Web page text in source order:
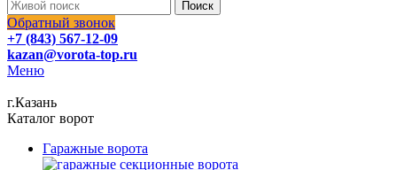
Поиск
Обратный звонок
+7 (843) 567-12-09
kazan@vorota-top.ru
Меню
г.Казань
Каталог ворот
Гаражные ворота